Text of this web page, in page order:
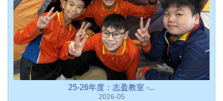
25-26年度：志盈教室 -...
2026-05